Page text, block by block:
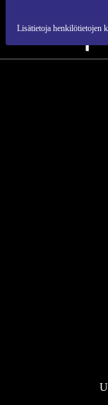
Lisätietoja henkilötietojen